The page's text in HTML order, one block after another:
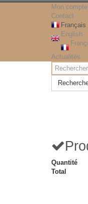
Mon compte
Contact
Français
English
Actualités
Quantité
Total